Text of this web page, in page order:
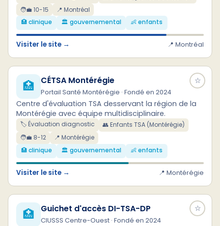
🧑‍💼 10-15
📍 Montréal
🏥 clinique
🏛️ gouvernemental 👶 enfants
Visiter le site → 📍 Montréal
☆
🏥 CÉTSA Montérégie
Portail Santé Montérégie · Fondé en 2024
Centre d'évaluation TSA desservant la région de la
Montérégie avec équipe multidisciplinaire.
🏷️ Évaluation diagnostic
👥 Enfants TSA (Montérégie)
🧑‍💼 8-12
📍 Montérégie
🏥 clinique
🏛️ gouvernemental 👶 enfants
Visiter le site → 📍 Montérégie
☆
🏥 Guichet d'accès DI-TSA-DP
CIUSSS Centre-Ouest · Fondé en 2024